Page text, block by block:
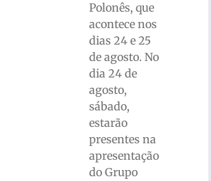
Polonês, que
acontece nos
dias 24 e 25
de agosto. No
dia 24 de
agosto,
sábado,
estarão
presentes na
apresentação
do Grupo